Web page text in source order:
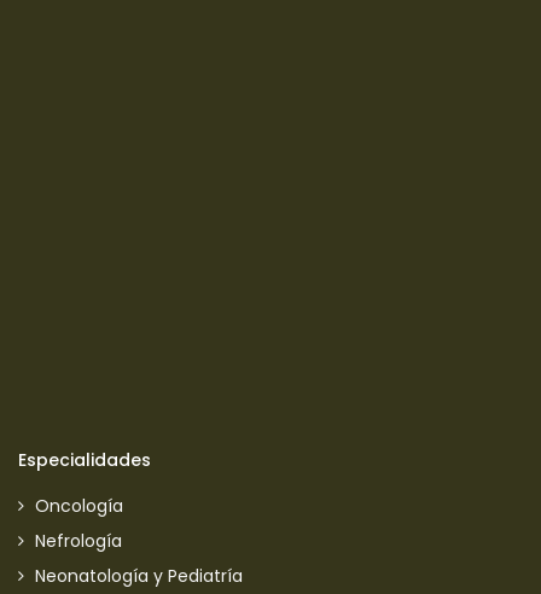
Especialidades
Oncología
Nefrología
Neonatología y Pediatría